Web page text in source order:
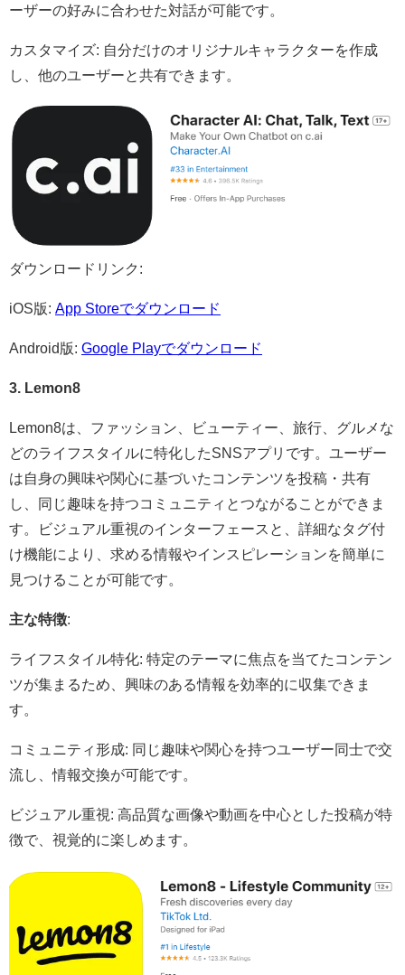
ーザーの好みに合わせた対話が可能です。​
カスタマイズ: 自分だけのオリジナルキャラクターを作成
し、他のユーザーと共有できます。​
ダウンロードリンク:
iOS版: App Storeでダウンロード​
Android版: Google Playでダウンロード
3. Lemon8
Lemon8は、ファッション、ビューティー、旅行、グルメな
どのライフスタイルに特化したSNSアプリです。​ユーザー
は自身の興味や関心に基づいたコンテンツを投稿・共有
し、同じ趣味を持つコミュニティとつながることができま
す。​ビジュアル重視のインターフェースと、詳細なタグ付
け機能により、求める情報やインスピレーションを簡単に
見つけることが可能です。​
主な特徴:
ライフスタイル特化: 特定のテーマに焦点を当てたコンテン
ツが集まるため、興味のある情報を効率的に収集できま
す。​
コミュニティ形成: 同じ趣味や関心を持つユーザー同士で交
流し、情報交換が可能です。​
ビジュアル重視: 高品質な画像や動画を中心とした投稿が特
徴で、視覚的に楽しめます。​